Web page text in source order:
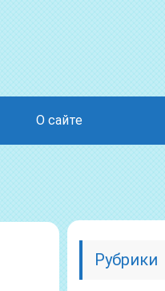
О сайте
Рубрики